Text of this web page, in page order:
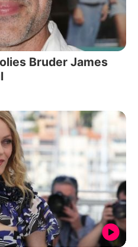
Bruder James